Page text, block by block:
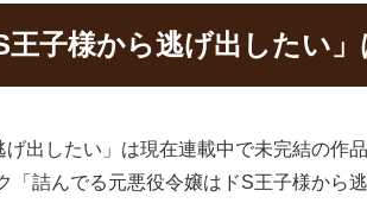
王子様から逃げ出したい
出したい」は現在連載中で未完結の作
詰んでる元悪役令嬢はドS王子様から